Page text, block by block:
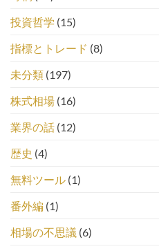
投資哲学 (15)
指標とトレード (8)
未分類 (197)
株式相場 (16)
業界の話 (12)
歴史 (4)
無料ツール (1)
番外編 (1)
相場の不思議 (6)